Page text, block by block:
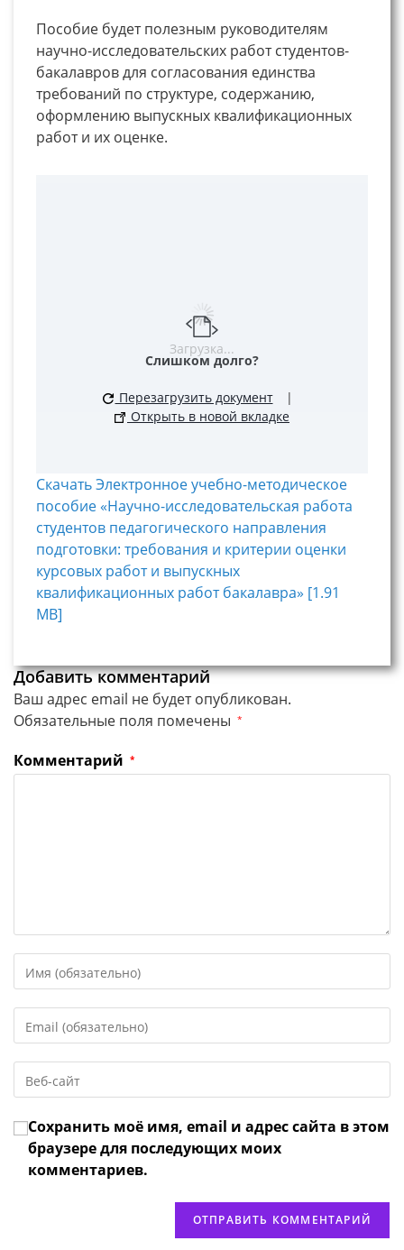
Пособие будет полезным руководителям
научно-исследовательских работ студентов-
бакалавров для согласования единства
требований по структуре, содержанию,
оформлению выпускных квалификационных
работ и их оценке.
Загрузка...
Слишком долго?
Перезагрузить документ
|
Открыть в новой вкладке
Скачать Электронное учебно-методическое
пособие «Научно-исследовательская работа
студентов педагогического направления
подготовки: требования и критерии оценки
курсовых работ и выпускных
квалификационных работ бакалавра» [1.91
MB]
Добавить комментарий
Ваш адрес email не будет опубликован.
Обязательные поля помечены *
Комментарий *
свое
или
имя
чтобы
прокомментировать
свой
адрес,
чтобы
URL
веб-
сайта
(необязательно)
Сохранить моё имя, email и адрес сайта в этом
браузере для последующих моих
комментариев.